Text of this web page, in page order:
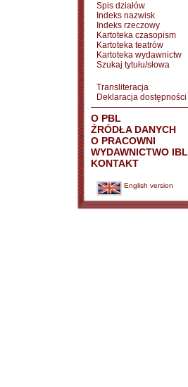
Spis działów
Indeks nazwisk
Indeks rzeczowy
Kartoteka czasopism
Kartoteka teatrów
Kartoteka wydawnictw
Szukaj tytułu/słowa
Transliteracja
Deklaracja dostępności
O PBL
ŹRÓDŁA DANYCH
O PRACOWNI
WYDAWNICTWO IBL
KONTAKT
English version